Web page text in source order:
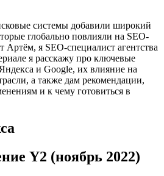
системы добавили широкий
глобально повлияли на SEO-
я SEO-специалист агентства
я расскажу про ключевые
и Google, их влияние на
а также дам рекомендации,
и к чему готовиться в
Y2 (ноябрь 2022)